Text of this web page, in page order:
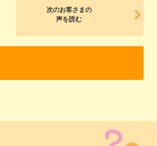
次のお客さまの
声を読む